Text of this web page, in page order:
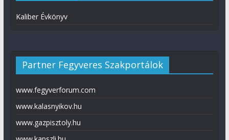
Kaliber Évkönyv
Partner Fegyveres Szakportálok
www.fegyverforum.com
www.kalasnyikov.hu
www.gazpisztoly.hu